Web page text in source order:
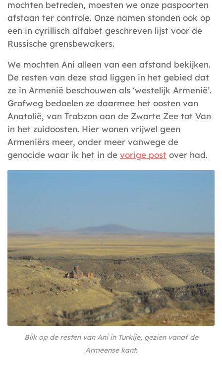
mochten betreden, moesten we onze paspoorten
afstaan ter controle. Onze namen stonden ook op
een in cyrillisch alfabet geschreven lijst voor de
Russische grensbewakers.
We mochten Ani alleen van een afstand bekijken.
De resten van deze stad liggen in het gebied dat
ze in Armenië beschouwen als ‘westelijk Armenië’.
Grofweg bedoelen ze daarmee het oosten van
Anatolië, van Trabzon aan de Zwarte Zee tot Van
in het zuidoosten. Hier wonen vrijwel geen
Armeniërs meer, onder meer vanwege de
genocide waar ik het in de vorige post over had.
Blik op de resten van Ani in Turkije, gezien vanaf de
Armeense kant.